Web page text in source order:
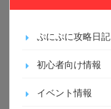
ぷにぷに攻略日記
初心者向け情報
イベント情報